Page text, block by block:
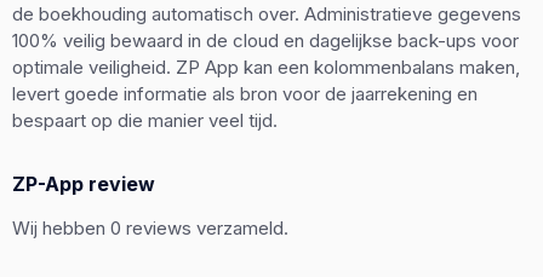
de boekhouding automatisch over. Administratieve gegevens
100% veilig bewaard in de cloud en dagelijkse back-ups voor
optimale veiligheid. ZP App kan een kolommenbalans maken,
levert goede informatie als bron voor de jaarrekening en
bespaart op die manier veel tijd.
ZP-App review
Wij hebben 0 reviews verzameld.